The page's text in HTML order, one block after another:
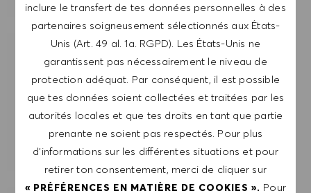
inclure le transfert de tes données personnelles à des
partenaires soigneusement sélectionnés aux États-
Unis (Art. 49 al. 1a. RGPD). Les États-Unis ne
garantissent pas nécessairement le niveau de
protection adéquat. Par conséquent, il est possible
que tes données soient collectées et traitées par les
autorités locales et que tes droits en tant que partie
prenante ne soient pas respectés. Pour plus
d’informations sur les différentes situations et pour
retirer ton consentement, merci de cliquer sur
« PRÉFÉRENCES EN MATIÈRE DE COOKIES ». Pour
OBTIENS DES RECOMMANDATIONS
D'EMPLOI PERSONNALISÉES EN
FONCTION DE TES INTÉRÊTS.
DÉMARRER